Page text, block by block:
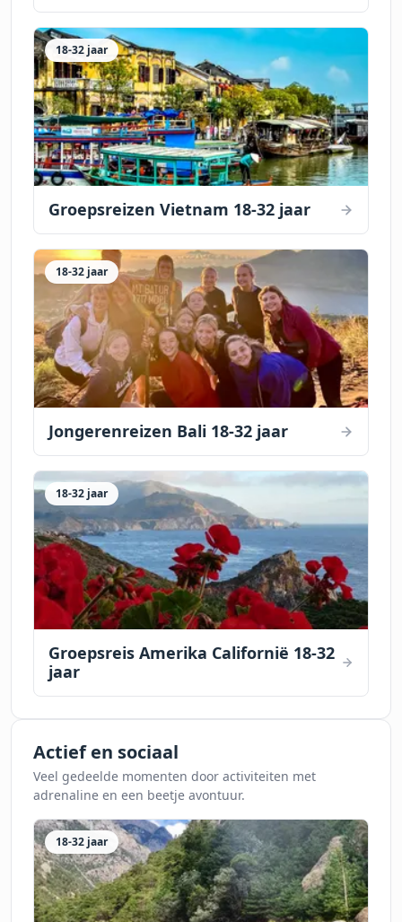
18-32 jaar
Groepsreizen Vietnam 18-32 jaar
18-32 jaar
Jongerenreizen Bali 18-32 jaar
18-32 jaar
Groepsreis Amerika Californië 18-32
jaar
Actief en sociaal
Veel gedeelde momenten door activiteiten met
adrenaline en een beetje avontuur.
18-32 jaar